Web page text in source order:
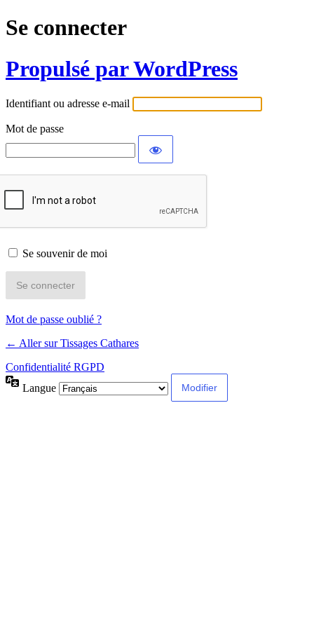
Se connecter
Propulsé par WordPress
Identifiant ou adresse e-mail
Mot de passe
Se souvenir de moi
Mot de passe oublié ?
← Aller sur Tissages Cathares
Confidentialité RGPD
Langue